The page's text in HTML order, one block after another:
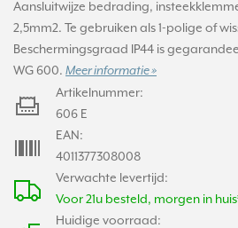
Aansluitwijze bedrading,
2,5mm2. Te gebruiken als 1-polige of
Beschermingsgraad IP44 is
WG 600. Meer informatie »
Verwachte levertijd:
Voor 21u besteld, morgen in
Huidige voorraad:
Artikelnummer:
606 E
EAN:
4011377308008